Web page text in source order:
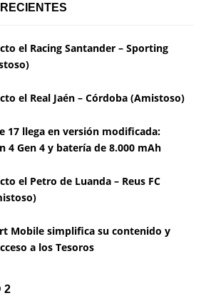
el Racing Santander – Sporting
el Real Jaén – Córdoba (Amistoso)
17 llega en versión modificada:
4 Gen 4 y batería de 8.000 mAh
el Petro de Luanda – Reus FC
Mobile simplifica su contenido y
a los Tesoros
2